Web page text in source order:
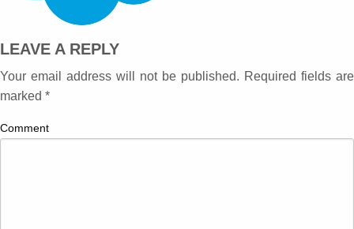
LEAVE A REPLY
Your email address will not be published. Required fields are
marked *
Comment